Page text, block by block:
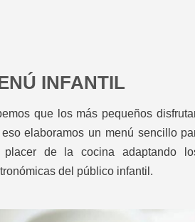
INFANTIL
que los más pequeños
eso elaboramos un menú sencillo
placer de la cocina adaptando
del público infantil.